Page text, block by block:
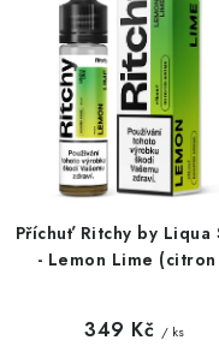
Vše o nákupu Jak
Kontakty
Prodejny
ů
Příchuť Ritchy by Liqua
- Lemon Lime (citron
349 Kč / ks